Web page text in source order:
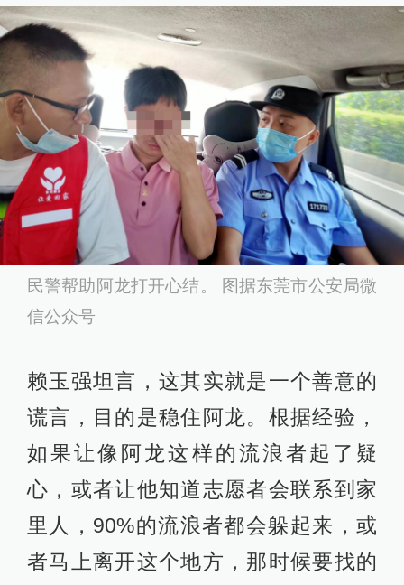
民警帮助阿龙打开心结。 图据东莞市公安局微
信公众号
赖玉强坦言，这其实就是一个善意的
谎言，目的是稳住阿龙。根据经验，
如果让像阿龙这样的流浪者起了疑
心，或者让他知道志愿者会联系到家
里人，90%的流浪者都会躲起来，或
者马上离开这个地方，那时候要找的